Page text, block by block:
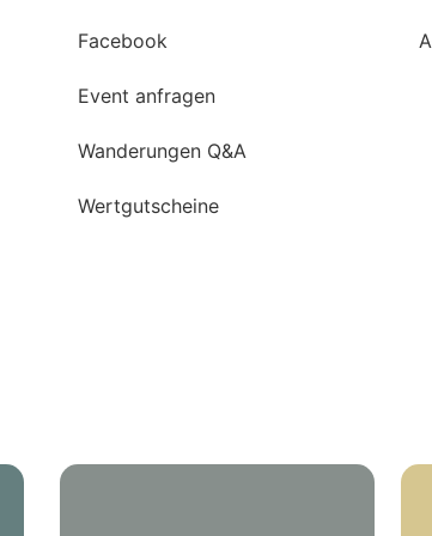
Facebook
Event anfragen
Wanderungen Q&A
Wertgutscheine